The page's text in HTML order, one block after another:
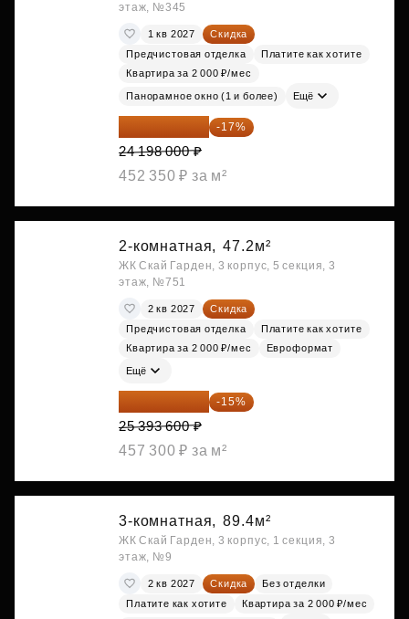
этаж, №345
1 кв 2027
Скидка
Предчистовая отделка
Платите как хотите
Квартира за 2 000 ₽/мес
Панорамное окно (1 и более) Ещё
20 084 340 ₽ -17%
24 198 000 ₽
452 350 ₽ за м²
2-комнатная, 47.2м²
ЖК Скай Гарден, 3 корпус, 5 секция, 3
этаж, №751
2 кв 2027
Скидка
Предчистовая отделка
Платите как хотите
Квартира за 2 000 ₽/мес
Евроформат
Ещё
21 584 560 ₽ -15%
25 393 600 ₽
457 300 ₽ за м²
3-комнатная, 89.4м²
ЖК Скай Гарден, 3 корпус, 1 секция, 3
этаж, №9
2 кв 2027 Скидка
Без отделки
Платите как хотите
Квартира за 2 000 ₽/мес